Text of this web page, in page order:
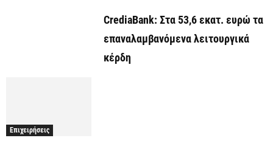
CrediaBank: Στα 53,6 εκατ. ευρώ τα
επαναλαμβανόμενα λειτουργικά
κέρδη
Επιχειρήσεις